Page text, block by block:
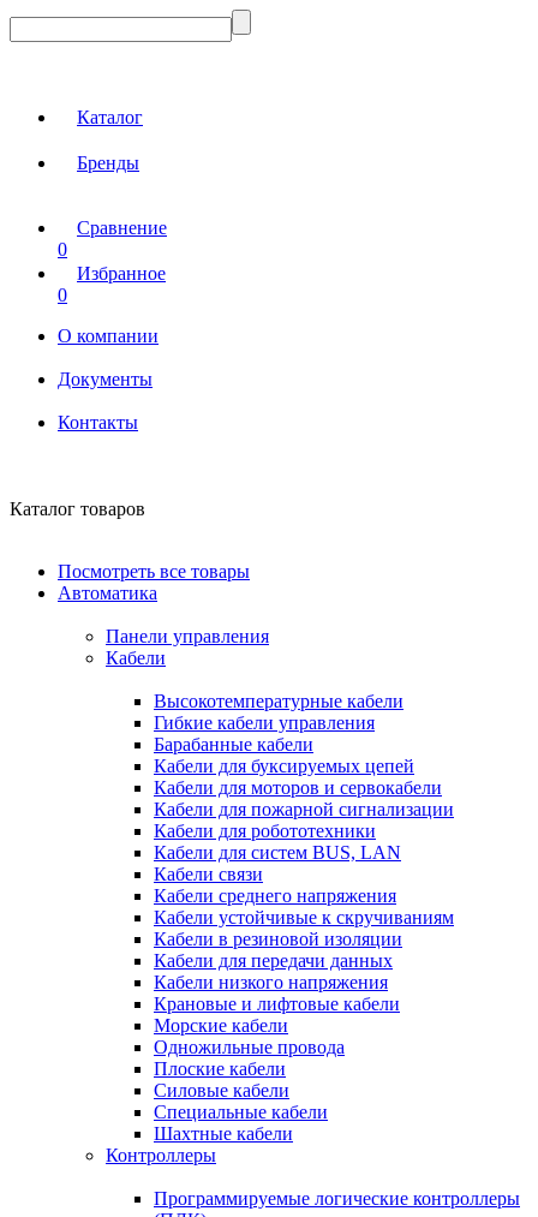
Каталог
Бренды
Сравнение
0
Избранное
0
О компании
Документы
Контакты
Каталог товаров
Посмотреть все товары
Автоматика
Панели управления
Кабели
Высокотемпературные кабели
Гибкие кабели управления
Барабанные кабели
Кабели для буксируемых цепей
Кабели для моторов и сервокабели
Кабели для пожарной сигнализации
Кабели для робототехники
Кабели для систем BUS, LAN
Кабели связи
Кабели среднего напряжения
Кабели устойчивые к скручиваниям
Кабели в резиновой изоляции
Кабели для передачи данных
Кабели низкого напряжения
Крановые и лифтовые кабели
Морские кабели
Одножильные провода
Плоские кабели
Силовые кабели
Специальные кабели
Шахтные кабели
Контроллеры
Программируемые логические контроллеры